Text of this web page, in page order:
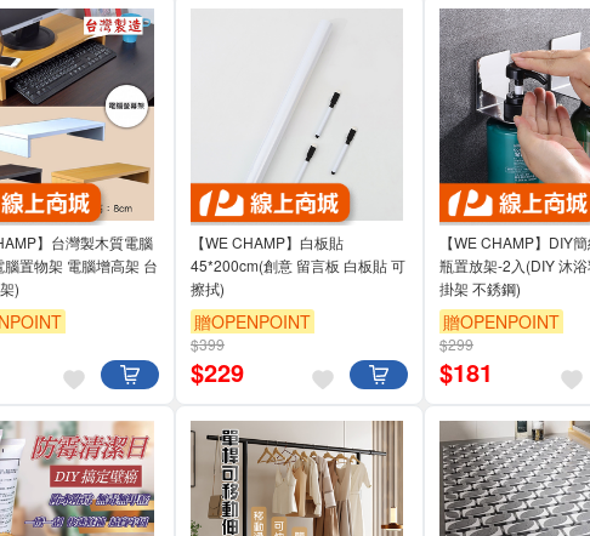
】台灣製木質電腦
置物架 電腦增高架 台
)
【WE CHAMP】白板貼
45*200cm(創意 留言板 白板貼 可
擦拭)
贈OPENPOINT
$399
$229
【WE CHAMP】DIY
瓶置放架-2入(DIY 沐
掛架 不銹鋼)
贈OPENPOINT
$299
$181